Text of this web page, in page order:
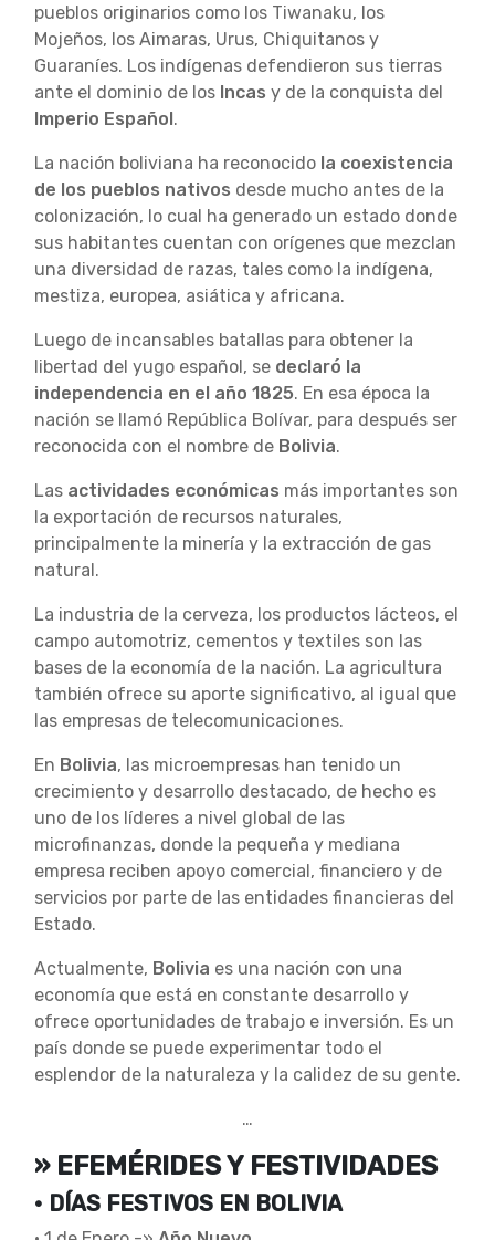
pueblos originarios como los Tiwanaku, los
Mojeños, los Aimaras, Urus, Chiquitanos y
Guaraníes. Los indígenas defendieron sus tierras
ante el dominio de los Incas y de la conquista del
Imperio Español.
La nación boliviana ha reconocido la coexistencia
de los pueblos nativos desde mucho antes de la
colonización, lo cual ha generado un estado donde
sus habitantes cuentan con orígenes que mezclan
una diversidad de razas, tales como la indígena,
mestiza, europea, asiática y africana.
Luego de incansables batallas para obtener la
libertad del yugo español, se declaró la
independencia en el año 1825. En esa época la
nación se llamó República Bolívar, para después ser
reconocida con el nombre de Bolivia.
Las actividades económicas más importantes son
la exportación de recursos naturales,
principalmente la minería y la extracción de gas
natural.
La industria de la cerveza, los productos lácteos, el
campo automotriz, cementos y textiles son las
bases de la economía de la nación. La agricultura
también ofrece su aporte significativo, al igual que
las empresas de telecomunicaciones.
En Bolivia, las microempresas han tenido un
crecimiento y desarrollo destacado, de hecho es
uno de los líderes a nivel global de las
microfinanzas, donde la pequeña y mediana
empresa reciben apoyo comercial, financiero y de
servicios por parte de las entidades financieras del
Estado.
Actualmente, Bolivia es una nación con una
economía que está en constante desarrollo y
ofrece oportunidades de trabajo e inversión. Es un
país donde se puede experimentar todo el
esplendor de la naturaleza y la calidez de su gente.
…
» EFEMÉRIDES Y FESTIVIDADES
• DÍAS FESTIVOS EN BOLIVIA